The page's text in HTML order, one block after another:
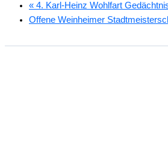
« 4. Karl-Heinz Wohlfart
Offene Weinheimer